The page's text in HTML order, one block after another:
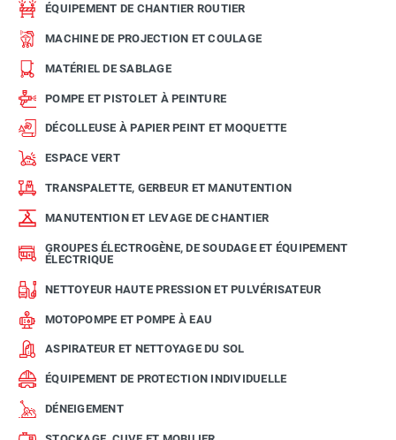
ÉQUIPEMENT DE CHANTIER ROUTIER
MACHINE DE PROJECTION ET COULAGE
MATÉRIEL DE SABLAGE
POMPE ET PISTOLET À PEINTURE
DÉCOLLEUSE À PAPIER PEINT ET MOQUETTE
ESPACE VERT
TRANSPALETTE, GERBEUR ET MANUTENTION
MANUTENTION ET LEVAGE DE CHANTIER
GROUPES ÉLECTROGÈNE, DE SOUDAGE ET ÉQUIPEMENT
ÉLECTRIQUE
NETTOYEUR HAUTE PRESSION ET PULVÉRISATEUR
MOTOPOMPE ET POMPE À EAU
ASPIRATEUR ET NETTOYAGE DU SOL
ÉQUIPEMENT DE PROTECTION INDIVIDUELLE
DÉNEIGEMENT